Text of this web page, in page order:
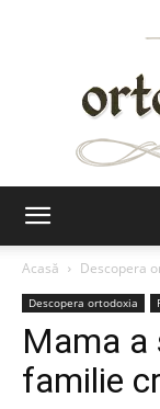
Acasă
Descopera
Descopera ortodoxia
Mama a
familie